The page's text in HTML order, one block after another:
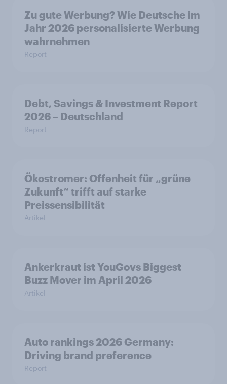
Zu gute Werbung? Wie Deutsche im
Jahr 2026 personalisierte Werbung
wahrnehmen
Report
Debt, Savings & Investment Report
2026 – Deutschland
Report
Ökostromer: Offenheit für „grüne
Zukunft“ trifft auf starke
Preissensibilität
Artikel
Ankerkraut ist YouGovs Biggest
Buzz Mover im April 2026
Artikel
Auto rankings 2026 Germany:
Driving brand preference
Report